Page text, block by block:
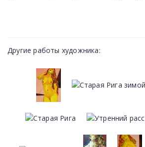
Другие работы художника: